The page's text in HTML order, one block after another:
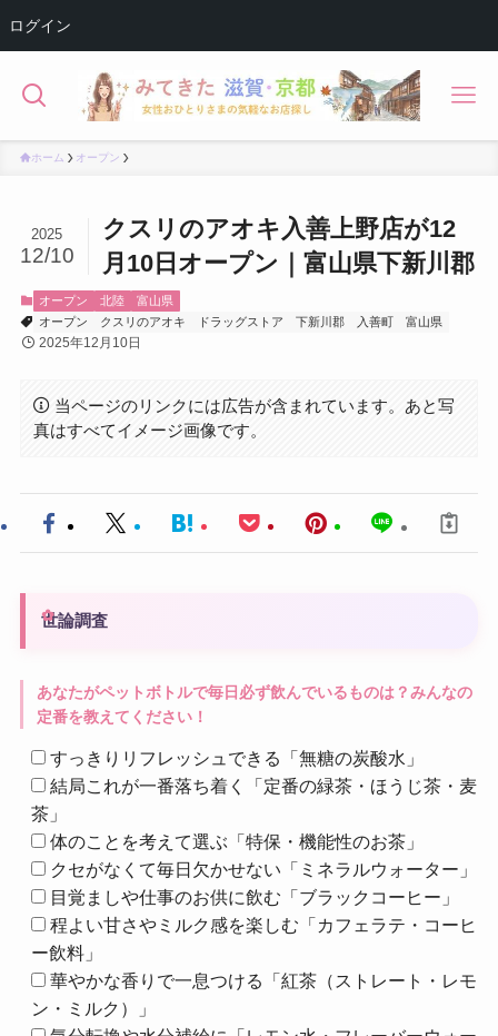
ログイン
ホーム オープン
クスリのアオキ入善上野店が12
月10日オープン｜富山県下新川郡
2025
12/10
オープン 北陸
富山県
オープン
クスリのアオキ ドラッグストア 下新川郡 入善町 富山県
2025年12月10日
当ページのリンクには広告が含まれています。あと写
真はすべてイメージ画像です。
世論調査
あなたがペットボトルで毎日必ず飲んでいるものは？みんなの
定番を教えてください！
すっきりリフレッシュできる「無糖の炭酸水」
結局これが一番落ち着く「定番の緑茶・ほうじ茶・麦
茶」
体のことを考えて選ぶ「特保・機能性のお茶」
クセがなくて毎日欠かせない「ミネラルウォーター」
目覚ましや仕事のお供に飲む「ブラックコーヒー」
程よい甘さやミルク感を楽しむ「カフェラテ・コーヒ
ー飲料」
華やかな香りで一息つける「紅茶（ストレート・レモ
ン・ミルク）」